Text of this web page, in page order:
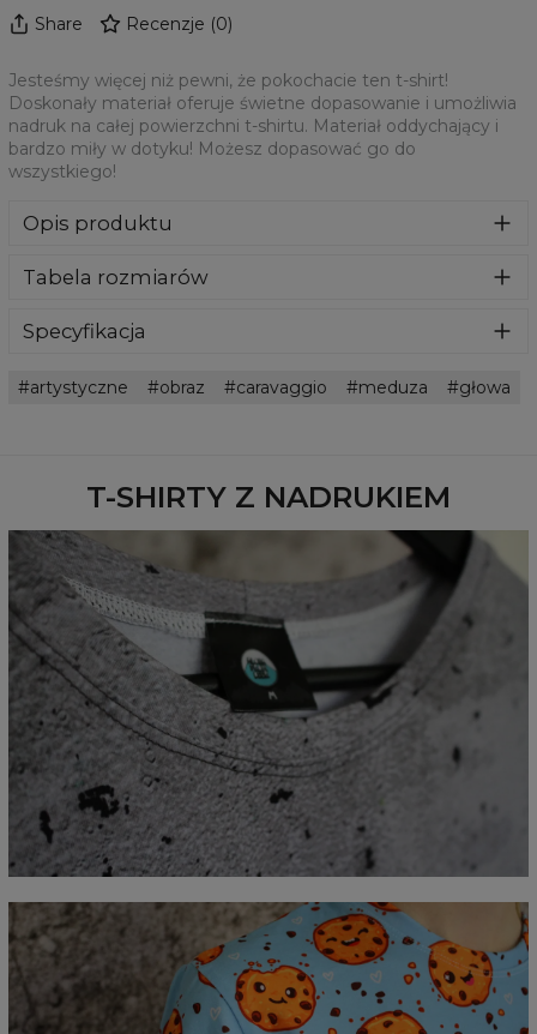
Share Recenzje (0)
Jesteśmy więcej niż pewni, że pokochacie ten t-shirt!
Doskonały materiał oferuje świetne dopasowanie i umożliwia
nadruk na całej powierzchni t-shirtu. Materiał oddychający i
bardzo miły w dotyku! Możesz dopasować go do
wszystkiego!
Opis produktu
Doskonały materiał oferuje świetne dopasowanie i
oddychający i bardzo miły w dotyku! Możesz dopasować
Tabela rozmiarów
Mierzone na płasko
CM
XS S M 3XL
A - Długość
67 6971 73 79
B - Sz.klatki piersiowej
47 50 53 56
C - Długość rękawów
18,5 19 20,5
Specyfikacja
Przeznaczenie:
Unisex
artystyczne obraz caravaggio meduza głowa
T-SHIRTY Z NADRUKIEM